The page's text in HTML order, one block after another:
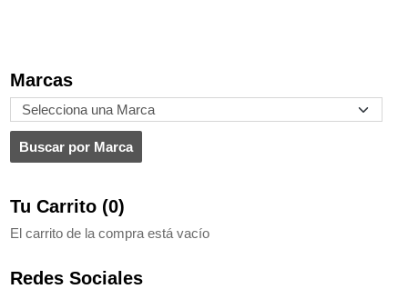
Marcas
Tu Carrito (0)
El carrito de la compra está vacío
Redes Sociales